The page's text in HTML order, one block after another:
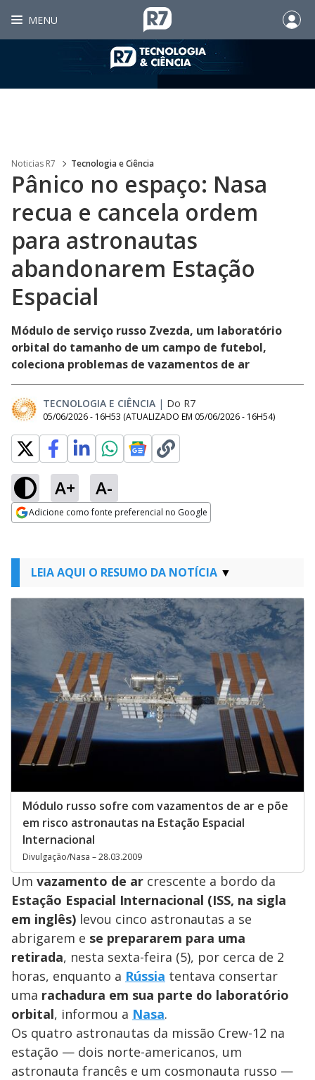
MENU
Noticias R7 Tecnologia e Ciência
Pânico no espaço: Nasa
recua e cancela ordem
para astronautas
abandonarem Estação
Espacial
Módulo de serviço russo Zvezda, um laboratório
orbital do tamanho de um campo de futebol,
coleciona problemas de vazamentos de ar
TECNOLOGIA E CIÊNCIA | Do R7
05/06/2026 - 16H53 (ATUALIZADO EM 05/06/2026 - 16H54)
A+ A-
Adicione como fonte preferencial no Google
LEIA AQUI O RESUMO DA NOTÍCIA
Módulo russo sofre com vazamentos de ar e põe
em risco astronautas na Estação Espacial
Internacional
Divulgação/Nasa – 28.03.2009
Um vazamento de ar crescente a bordo da
Estação Espacial Internacional (ISS, na sigla
em inglês) levou cinco astronautas a se
abrigarem e se prepararem para uma
retirada, nesta sexta-feira (5), por cerca de 2
horas, enquanto a Rússia tentava consertar
uma rachadura em sua parte do laboratório
orbital, informou a Nasa.
Os quatro astronautas da missão Crew-12 na
estação — dois norte-americanos, um
astronauta francês e um cosmonauta russo —